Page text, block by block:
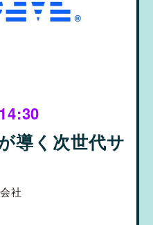
導く次世代サ
社